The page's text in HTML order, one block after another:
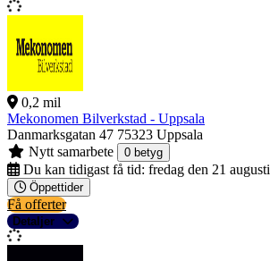
0,2 mil
Mekonomen Bilverkstad - Uppsala
Danmarksgatan 47 75323 Uppsala
Nytt samarbete
0 betyg
Du kan tidigast få tid: fredag den 21 augusti
Öppettider
Få offerter
Detaljer